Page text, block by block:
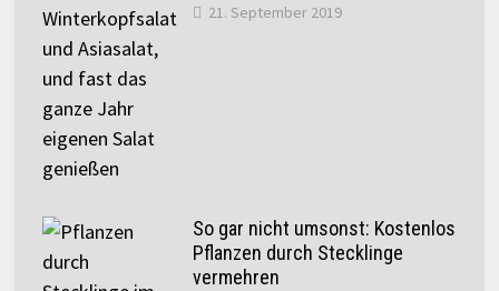
21. September 2019
So gar nicht umsonst: Kostenlos
Pflanzen durch Stecklinge
vermehren